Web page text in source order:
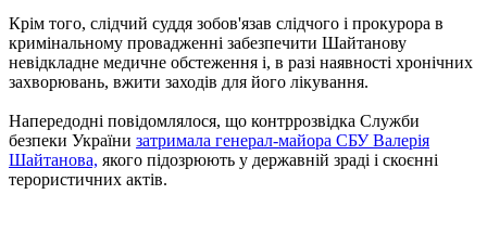
Крім того, слідчий суддя зобов'язав слідчого і прокурора в
кримінальному провадженні забезпечити Шайтанову
невідкладне медичне обстеження і, в разі наявності хронічних
захворювань, вжити заходів для його лікування.
Напередодні повідомлялося, що контррозвідка Служби
безпеки України затримала генерал-майора СБУ Валерія
Шайтанова, якого підозрюють у державній зраді і скоєнні
терористичних актів.